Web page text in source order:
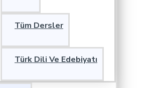
Tüm Dersler
Türk Dili Ve Edebiyatı